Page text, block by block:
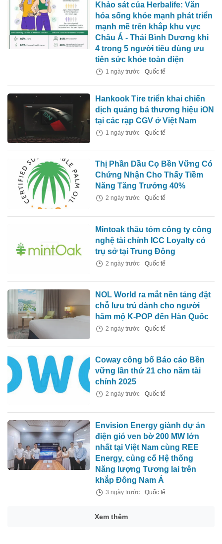
Khảo sát của Herbalife: Văn
hóa sống khỏe mạnh phát triển
mạnh mẽ trên khắp khu vực
Châu Á - Thái Bình Dương khi
4 trong 5 người tiêu dùng ưu
tiên sức khỏe toàn diện
1 ngày trước Quốc tế
Hankook Tire triển khai chiến
dịch quảng bá thương hiệu iON
tại các rạp CGV ở Việt Nam
1 ngày trước Quốc tế
Thị Phần Dầu Cọ Bền Vững Có
Chứng Nhận Cho Thấy Tiềm
Năng Tăng Trưởng 40%
2 ngày trước Quốc tế
Mintoak thâu tóm công ty công
nghệ tài chính ICC Loyalty có
trụ sở tại Trung Đông
2 ngày trước Quốc tế
NOL World ra mắt nền tảng đặt
chỗ lưu trú dành cho người
hâm mộ K-POP đến Hàn Quốc
2 ngày trước Quốc tế
Coway công bố Báo cáo Bền
vững lần thứ 21 cho năm tài
chính 2025
2 ngày trước Quốc tế
Envision Energy giành dự án
điện gió ven bờ 200 MW lớn
nhất tại Việt Nam cùng REE
Energy, củng cố Hệ thống
Năng lượng Tương lai trên
khắp Đông Nam Á
3 ngày trước Quốc tế
Xem thêm